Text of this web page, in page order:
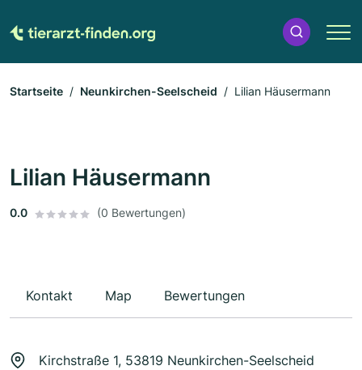
Startseite Neunkirchen-Seelscheid Lilian Häusermann
Lilian Häusermann
0.0 (0 Bewertungen)
Kontakt Map Bewertungen
Kirchstraße 1, 53819 Neunkirchen-Seelscheid